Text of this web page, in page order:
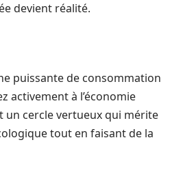
devient réalité.
puissante de consommation
activement à l’économie
un cercle vertueux qui mérite
tout en faisant de la